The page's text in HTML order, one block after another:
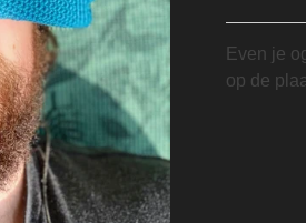
Even je
op de